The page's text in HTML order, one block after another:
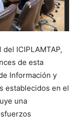
ICIPLAMTAP,
de esta
Información y
establecidos en el
una